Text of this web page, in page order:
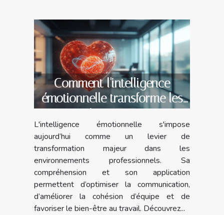
Comment l'intelligence
émotionnelle transforme les
environnements
professionnels
L'intelligence émotionnelle s'impose
aujourd’hui comme un levier de
transformation majeur dans les
environnements professionnels. Sa
compréhension et son application
permettent d’optimiser la communication,
d’améliorer la cohésion d’équipe et de
favoriser le bien-être au travail. Découvrez...